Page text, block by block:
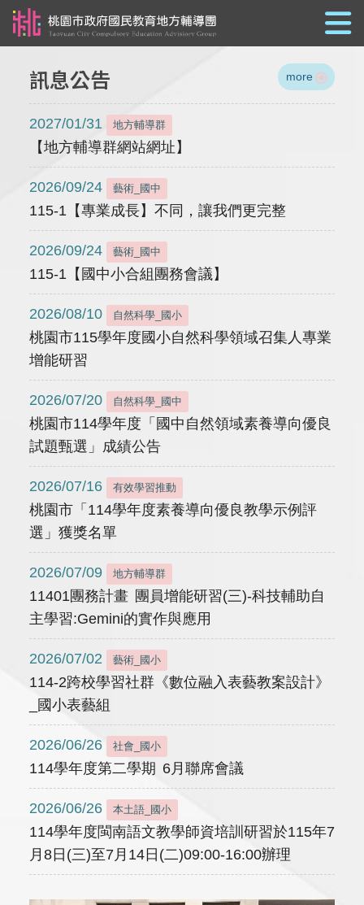
訊息公告 more
2027/01/31 地方輔導群
【地方輔導群網站網址】
2026/09/24 藝術_國中
115-1【專業成長】不同，讓我們更完整
2026/09/24 藝術_國中
115-1【國中小合組團務會議】
2026/08/10 自然科學_國小
桃園市115學年度國小自然科學領域召集人專業
增能研習
2026/07/20 自然科學_國中
桃園市114學年度「國中自然領域素養導向優良
試題甄選」成績公告
2026/07/16 有效學習推動
桃園市「114學年度素養導向優良教學示例評
選」獲獎名單
2026/07/09 地方輔導群
11401團務計畫 團員增能研習(三)-科技輔助自
主學習:Gemini的實作與應用
2026/07/02 藝術_國小
114-2跨校學習社群《數位融入表藝教案設計》
_國小表藝組
2026/06/26 社會_國小
114學年度第二學期 6月聯席會議
2026/06/26 本土語_國小
114學年度閩南語文教學師資培訓研習於115年7
月8日(三)至7月14日(二)09:00-16:00辦理